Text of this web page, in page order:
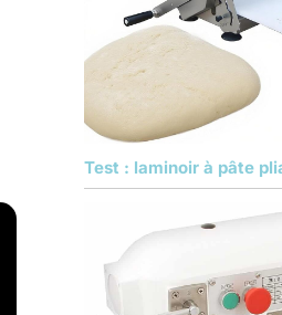
Test : laminoir à pâte